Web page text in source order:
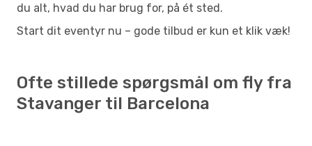
du alt, hvad du har brug for, på ét sted.
Start dit eventyr nu – gode tilbud er kun et klik væk!
Ofte stillede spørgsmål om fly fra
Stavanger til Barcelona